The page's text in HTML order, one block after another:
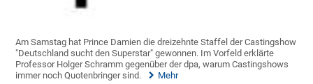
Am Samstag hat Prince Damien die dreizehnte Staffel der Castingshow
"Deutschland sucht den Superstar" gewonnen. Im Vorfeld erklärte
Professor Holger Schramm gegenüber der dpa, warum Castingshows
immer noch Quotenbringer sind.
Mehr